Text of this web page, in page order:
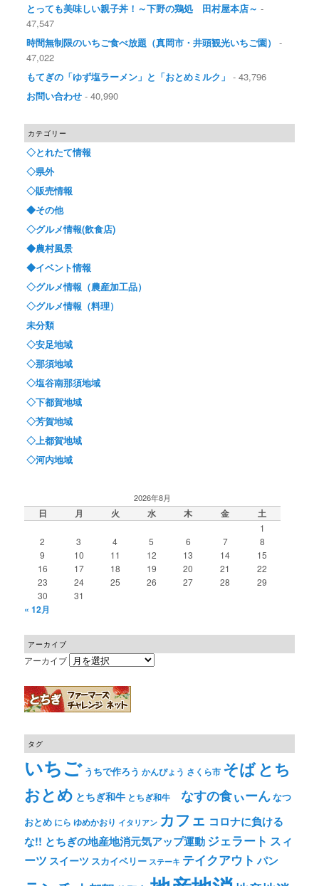
とっても美味しい親子丼！～下野の鶏処 田村屋本店～ -
47,547
時間無制限のいちご食べ放題（真岡市・井頭観光いちご園）
-
47,022
もてぎの「ゆず塩ラーメン」と「おとめミルク」 - 43,796
お問い合わせ - 40,990
カテゴリー
◇とれたて情報
◇県外
◇販売情報
◆その他
◇グルメ情報(飲食店)
◆農村風景
◆イベント情報
◇グルメ情報（農産加工品）
◇グルメ情報（料理）
未分類
◇安足地域
◇那須地域
◇塩谷南那須地域
◇下都賀地域
◇芳賀地域
◇上都賀地域
◇河内地域
2026年8月
日 月 火 水 木 金 土
1
2
3 4 5 6 7
8
9
10 11 12 13 14
15
16
17 18 19 20 21
22
23
24 25 26 27 28
29
30
31
« 12月
アーカイブ
アーカイブ
タグ
いちご うちで作ろう かんぴょう さくら市 そばとち
おとめ とちぎ和牛 とちぎ和牛 なすの食ぃーんなつ
おとめ にら ゆめかおり イタリアン カフェ コロナに負ける
な!! とちぎの地産地消元気アップ運動ジェラート スィ
ーツ スイーツ スカイベリー ステーキ テイクアウト パン